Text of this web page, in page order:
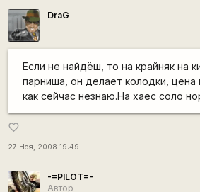
DraG
Если не найдёш, то на крайняк на
парниша, он делает колодки, цена
как сейчас незнаю.На хаес соло
favorite_border
27 Ноя, 2008 19:49
-=PILOT=-
Автор